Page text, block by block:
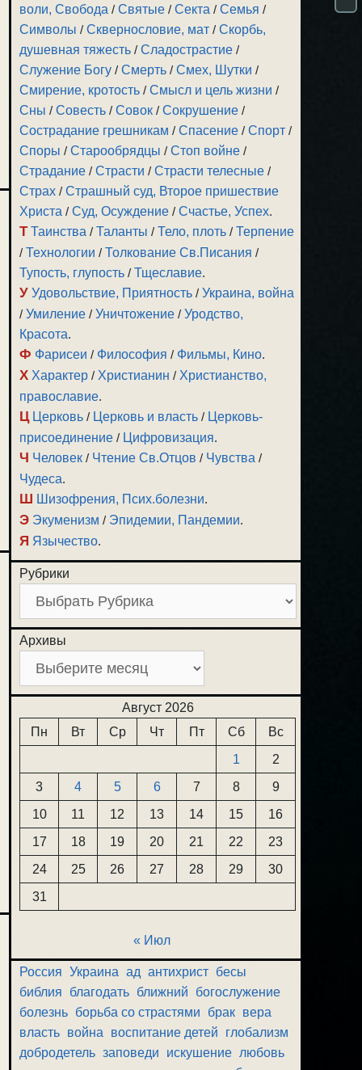
воли, Свобода /Святые /Секта /Семья /
Символы /Сквернословие, мат /Скорбь,
душевная тяжесть /Сладострастие /
Служение Богу /Смерть /Смех, Шутки /
Смирение, кротость /Смысл и цель жизни /
Сны /Совесть /Совок /Сокрушение /
Сострадание грешникам /Спасение /Спорт /
Споры /Старообрядцы /Стоп войне /
Страдание /Страсти /Страсти телесные /
Страх /Страшный суд, Второе пришествие
Христа /Суд, Осуждение /Счастье, Успех.
Т Таинства /Таланты /Тело, плоть /Терпение
/Технологии /Толкование Св.Писания /
Тупость, глупость /Тщеславие.
У Удовольствие, Приятность /Украина, война
/Умиление /Уничтожение /Уродство,
Красота.
Ф Фарисеи / Философия / Фильмы, Кино.
Х Характер / Христианин / Христианство,
православие.
Ц Церковь / Церковь и власть / Церковь-
присоединение / Цифровизация.
Ч Человек / Чтение Св.Отцов / Чувства /
Чудеса.
Ш Шизофрения, Псих.болезни.
Э Экуменизм / Эпидемии, Пандемии.
Я Язычество.
Рубрики
Архивы
Август 2026
Пн
Вт Ср Чт Пт Сб
Вс
1
2
3
4 5 6 7 8
9
10
11 12 13 14 15
16
17
18 19 20 21 22
23
24
25 26 27 28 29
30
31
« Июл
Россия Украина ад антихрист бесы
библия
благодать ближний
богослужение
болезнь борьба со страстями брак вера
власть война воспитание детей
глобализм
добродетель заповеди искушение любовь